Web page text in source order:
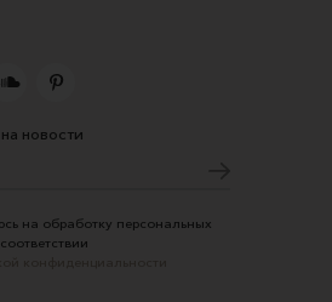
новости
на обработку персональных